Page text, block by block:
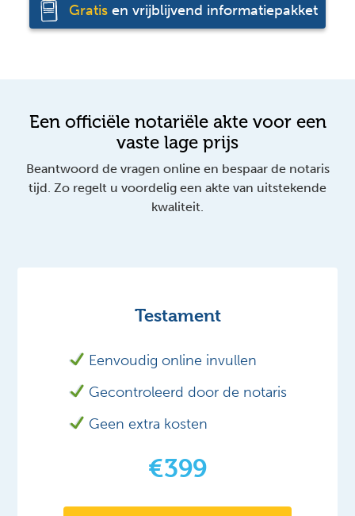
Gratis en vrijblijvend informatiepakket
Een officiële notariële akte voor een
vaste lage prijs
Beantwoord de vragen online en bespaar de notaris
tijd. Zo regelt u voordelig een akte van uitstekende
kwaliteit.
Testament
Eenvoudig online invullen
Gecontroleerd door de notaris
Geen extra kosten
€399